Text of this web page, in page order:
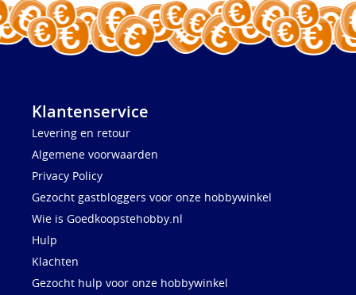
Klantenservice
Levering en retour
Algemene voorwaarden
Privacy Policy
Gezocht gastbloggers voor onze hobbywinkel
Wie is Goedkoopstehobby.nl
Hulp
Klachten
Gezocht hulp voor onze hobbywinkel